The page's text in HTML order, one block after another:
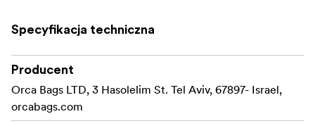
Specyfikacja techniczna
Producent
Orca Bags LTD, 3 Hasolelim St. Tel Aviv, 67897- Israel,
orcabags.com